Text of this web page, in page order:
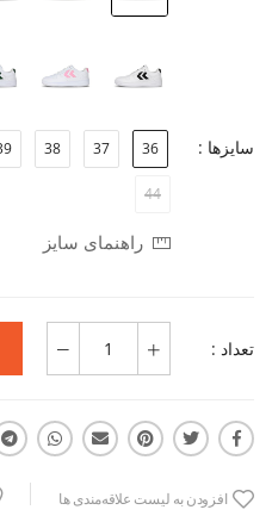
سایزها : 36
37
38
44
راهنمای سایز
تعداد :
افزودن به لیست علاقه‌مندی ها